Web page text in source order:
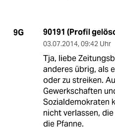
9G 90191 (Profil
03.07.2014, 09:42 Uhr
Tja, liebe
anderes übrig, als
oder zu streiken.
Gewerkschaften
Sozialdemokraten
nicht verlassen,
die Pfanne.